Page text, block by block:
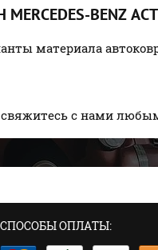
BENZ
материала
с нами
СПОСОБЫ ОПЛАТЫ: